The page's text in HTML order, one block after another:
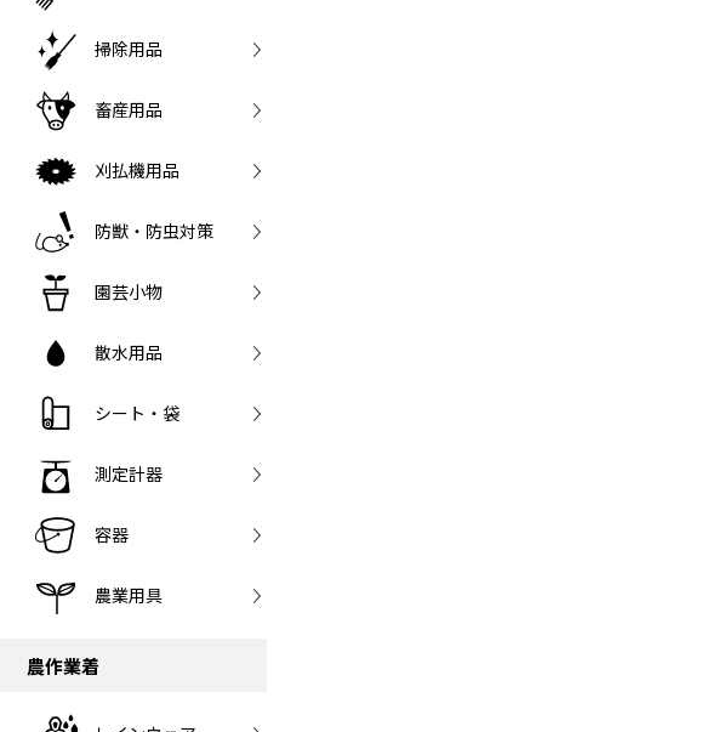
掃除用品
畜産用品
刈払機用品
防獣・防虫対策
園芸小物
散水用品
シート・袋
測定計器
容器
農業用具
農作業着